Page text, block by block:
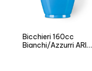
Bicchieri 160cc
Bianchi/Azzurri ARI